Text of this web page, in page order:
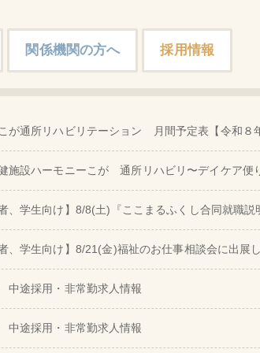
関係機関の方へ 採用情報
が通所リハビリテーション 月間予定表【令和８
施設ハーモニーこが 通所リハビリ〜デイケア便
、学生向け】8/8(土)『ここまるふくし合同就職
、学生向け】8/21(金)福祉のお仕事相談会に出展
途採用・非常勤求人情報
途採用・非常勤求人情報